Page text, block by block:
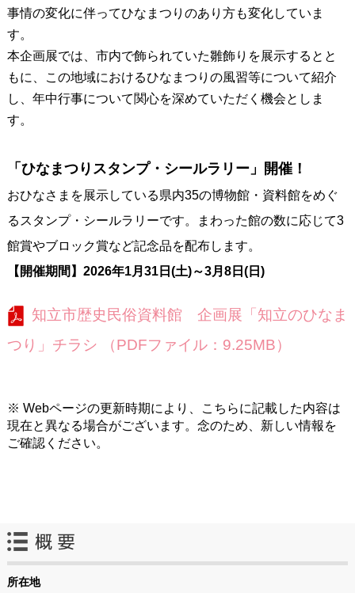
事情の変化に伴ってひなまつりのあり方も変化していま
す。
本企画展では、市内で飾られていた雛飾りを展示するとと
もに、この地域におけるひなまつりの風習等について紹介
し、年中行事について関心を深めていただく機会としま
す。
「ひなまつりスタンプ・シールラリー」開催！
おひなさまを展示している県内35の博物館・資料館をめぐ
るスタンプ・シールラリーです。まわった館の数に応じて3
館賞やブロック賞など記念品を配布します。
【開催期間】2026年1月31日(土)～3月8日(日)
知立市歴史民俗資料館 企画展「知立のひなま
つり」チラシ （PDFファイル：9.25MB）
※ Webページの更新時期により、こちらに記載した内容は
現在と異なる場合がございます。念のため、新しい情報を
ご確認ください。
所在地